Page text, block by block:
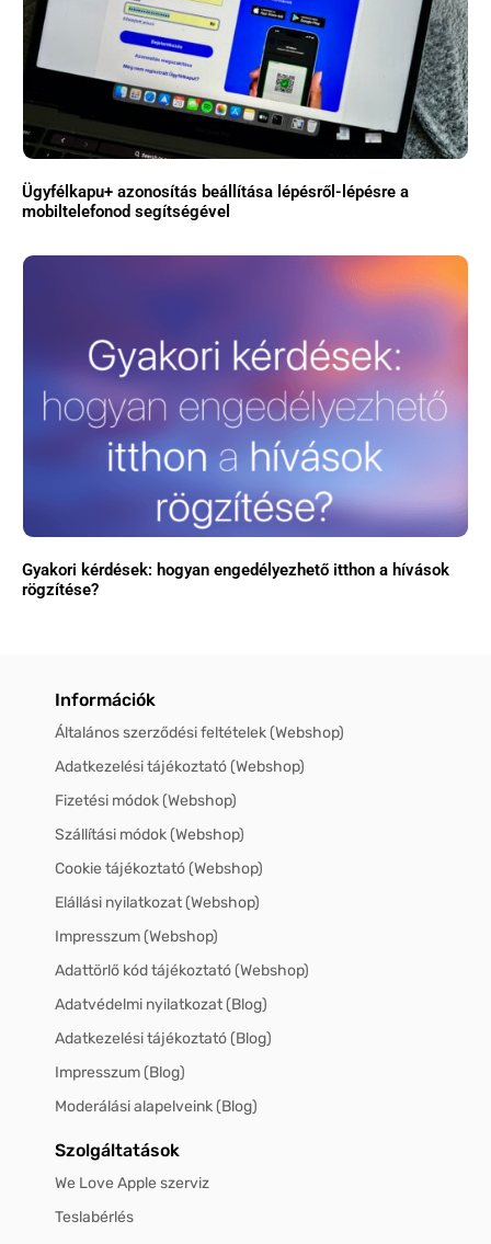
Ügyfélkapu+ azonosítás beállítása lépésről-lépésre a
mobiltelefonod segítségével
Gyakori kérdések: hogyan engedélyezhető itthon a hívások
rögzítése?
Információk
Általános szerződési feltételek (Webshop)
Adatkezelési tájékoztató (Webshop)
Fizetési módok (Webshop)
Szállítási módok (Webshop)
Cookie tájékoztató (Webshop)
Elállási nyilatkozat (Webshop)
Impresszum (Webshop)
Adattörlő kód tájékoztató (Webshop)
Adatvédelmi nyilatkozat (Blog)
Adatkezelési tájékoztató (Blog)
Impresszum (Blog)
Moderálási alapelveink (Blog)
Szolgáltatások
We Love Apple szerviz
Teslabérlés